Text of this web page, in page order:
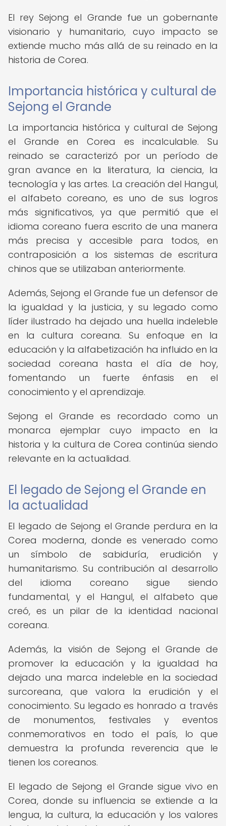
El rey Sejong el Grande fue un gobernante
visionario y humanitario, cuyo impacto se
extiende mucho más allá de su reinado en la
historia de Corea.
Importancia histórica y cultural de
Sejong el Grande
La importancia histórica y cultural de Sejong
el Grande en Corea es incalculable. Su
reinado se caracterizó por un período de
gran avance en la literatura, la ciencia, la
tecnología y las artes. La creación del Hangul,
el alfabeto coreano, es uno de sus logros
más significativos, ya que permitió que el
idioma coreano fuera escrito de una manera
más precisa y accesible para todos, en
contraposición a los sistemas de escritura
chinos que se utilizaban anteriormente.
Además, Sejong el Grande fue un defensor de
la igualdad y la justicia, y su legado como
líder ilustrado ha dejado una huella indeleble
en la cultura coreana. Su enfoque en la
educación y la alfabetización ha influido en la
sociedad coreana hasta el día de hoy,
fomentando un fuerte énfasis en el
conocimiento y el aprendizaje.
Sejong el Grande es recordado como un
monarca ejemplar cuyo impacto en la
historia y la cultura de Corea continúa siendo
relevante en la actualidad.
El legado de Sejong el Grande en
la actualidad
El legado de Sejong el Grande perdura en la
Corea moderna, donde es venerado como
un símbolo de sabiduría, erudición y
humanitarismo. Su contribución al desarrollo
del idioma coreano sigue siendo
fundamental, y el Hangul, el alfabeto que
creó, es un pilar de la identidad nacional
coreana.
Además, la visión de Sejong el Grande de
promover la educación y la igualdad ha
dejado una marca indeleble en la sociedad
surcoreana, que valora la erudición y el
conocimiento. Su legado es honrado a través
de monumentos, festivales y eventos
conmemorativos en todo el país, lo que
demuestra la profunda reverencia que le
tienen los coreanos.
El legado de Sejong el Grande sigue vivo en
Corea, donde su influencia se extiende a la
lengua, la cultura, la educación y los valores